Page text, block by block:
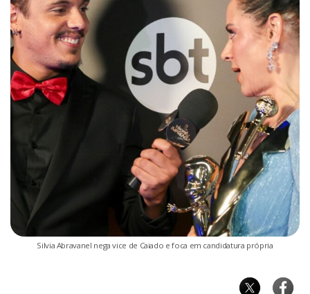
Silvia Abravanel nega vice de Caiado e foca em candidatura própria